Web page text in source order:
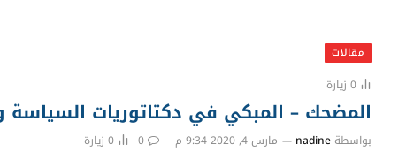
مقالات
0 زيارة
المضحك – المبكي في دكتاتوريات السياسة
بواسطة nadine مارس 4, 2020 9:34 م 0
0 زيارة